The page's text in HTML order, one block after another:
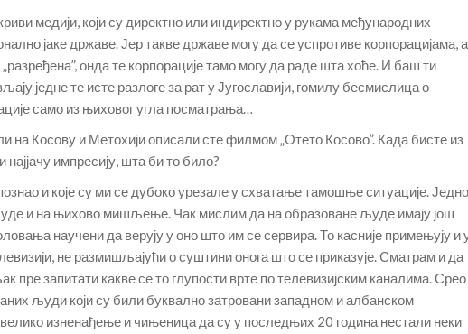
медији, који су директно или индиректно у рукама међународних
јаке државе. Јер такве државе могу да се успротиве корпорацијама, а
„разређена”, онда те корпорације тамо могу да раде шта хоће. И баш ти
једне те исте разлоге за рат у Југославији, гомилу бесмислица о
само из њиховог угла посматрања…
на Косову и Метохији описали сте филмом „Отето Косово”. Када бисте из
најјачу импресију, шта би то било?
и које су ми се дубоко урезале у схватање тамошње ситуације. Једно
и на њихово мишљење. Чак мислим да на образоване људе имају још
научени да верују у оно што им се сервира. То касније примењују и
не размишљајући о суштини онога што се приказује. Сматрам и да
пре запитати какве се то глупости врте по телевизијским каналима. Срео
људи који су били буквално затровани западном и албанском
изненађење и чињеница да су у последњих 20 година нестали неки